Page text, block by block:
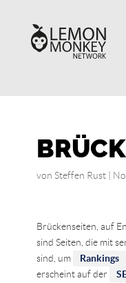
von Steffen Rust|
Brückenseiten, auf
sind Seiten, die mit
sind, um
Rankings
erscheint auf der